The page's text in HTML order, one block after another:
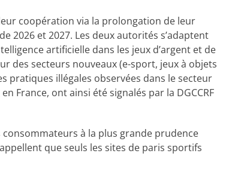
coopération via la prolongation de leur
2026 et 2027. Les deux autorités s’adaptent
artificielle dans les jeux d’argent et de
des secteurs nouveaux (e-sport, jeux à objets
pratiques illégales observées dans le secteur
France, ont ainsi été signalés par la DGCCRF
consommateurs à la plus grande prudence
que seuls les sites de paris sportifs